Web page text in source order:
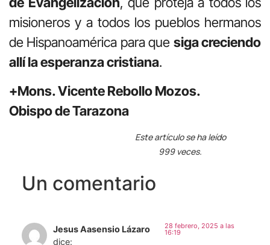
misioneros y a todos los pueblos hermanos
de Hispanoamérica para que siga creciendo
allí la esperanza cristiana.
+Mons. Vicente Rebollo Mozos.
Obispo de Tarazona
Este artículo se ha leído
999 veces.
Un comentario
Jesus Aasensio Lázaro
dice:
28 febrero, 2025 a las
16:19